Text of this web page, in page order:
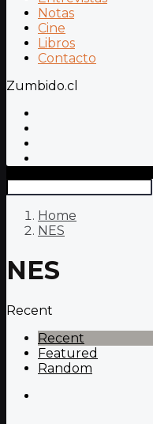
Notas
Cine
Libros
Contacto
Zumbido.cl
Home
NES
NES
Recent
Recent
Featured
Random